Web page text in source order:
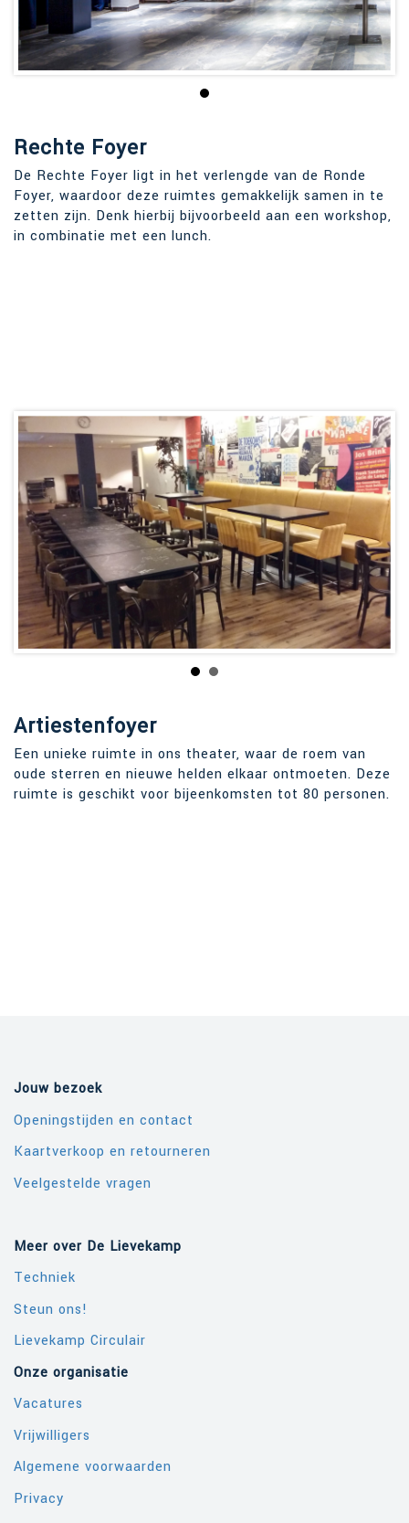
Rechte Foyer
De Rechte Foyer ligt in het verlengde van de Ronde
Foyer, waardoor deze ruimtes gemakkelijk samen in te
zetten zijn. Denk hierbij bijvoorbeeld aan een workshop,
in combinatie met een lunch.
Artiestenfoyer
Een unieke ruimte in ons theater, waar de roem van
oude sterren en nieuwe helden elkaar ontmoeten. Deze
ruimte is geschikt voor bijeenkomsten tot 80 personen.
Jouw bezoek
Openingstijden en contact
Kaartverkoop en retourneren
Veelgestelde vragen
Meer over De Lievekamp
Techniek
Steun ons!
Lievekamp Circulair
Onze organisatie
Vacatures
Vrijwilligers
Algemene voorwaarden
Privacy